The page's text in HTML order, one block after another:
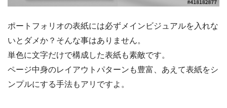
ポートフォリオの表紙には必ずメインビジュアルを入れな
いとダメか？そんな事はありません。
単色に文字だけで構成した表紙も素敵です。
ページ中身のレイアウトパターンも豊富、あえて表紙をシ
ンプルにする手法もアリですよ。